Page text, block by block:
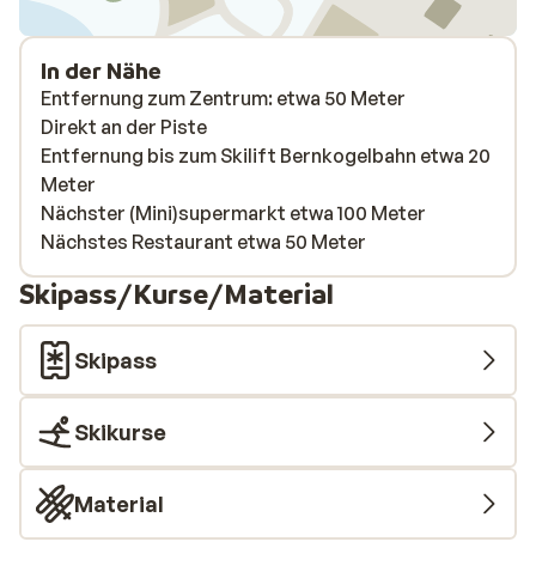
In der Nähe
Entfernung zum Zentrum: etwa 50 Meter
Direkt an der Piste
Entfernung bis zum Skilift Bernkogelbahn etwa 20
Meter
Nächster (Mini)supermarkt etwa 100 Meter
Nächstes Restaurant etwa 50 Meter
Skipass/Kurse/Material
Skipass
Skikurse
Material